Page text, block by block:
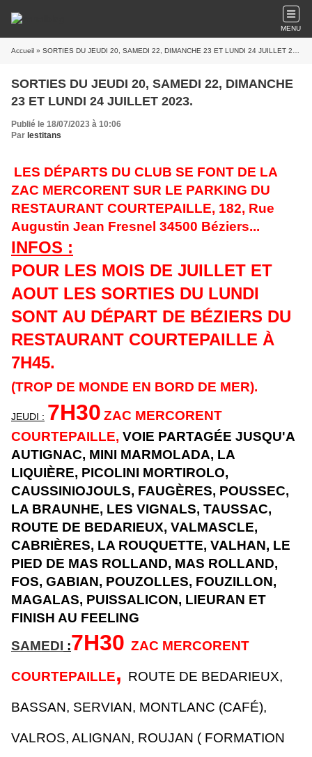
MENU
Accueil » SORTIES DU JEUDI 20, SAMEDI 22, DIMANCHE 23 ET LUNDI 24 JUILLET 2023.
SORTIES DU JEUDI 20, SAMEDI 22, DIMANCHE
23 ET LUNDI 24 JUILLET 2023.
Publié le 18/07/2023 à 10:06
Par lestitans
LES DÉPARTS DU CLUB SE FONT DE LA
ZAC MERCORENT SUR LE PARKING DU
RESTAURANT COURTEPAILLE, 182, Rue
Augustin Jean Fresnel 34500 Béziers...
INFOS :
POUR LES MOIS DE JUILLET ET
AOUT LES SORTIES DU LUNDI
SONT AU DÉPART DE BÉZIERS DU
RESTAURANT COURTEPAILLE À
7H45.
(TROP DE MONDE EN BORD DE MER).
JEUDI : 7H30 ZAC MERCORENT
COURTEPAILLE, VOIE PARTAGÉE JUSQU'A
AUTIGNAC, MINI MARMOLADA, LA
LIQUIÈRE, PICOLINI MORTIROLO,
CAUSSINIOJOULS, FAUGÈRES, POUSSEC,
LA BRAUNHE, LES VIGNALS, TAUSSAC,
ROUTE DE BEDARIEUX, VALMASCLE,
CABRIÈRES, LA ROUQUETTE, VALHAN, LE
PIED DE MAS ROLLAND, MAS ROLLAND,
FOS, GABIAN, POUZOLLES, FOUZILLON,
MAGALAS, PUISSALICON, LIEURAN ET
FINISH AU FEELING
SAMEDI :7H30 ZAC MERCORENT
COURTEPAILLE, ROUTE DE BEDARIEUX,
BASSAN, SERVIAN, MONTLANC (CAFÉ),
VALROS, ALIGNAN, ROUJAN ( FORMATION